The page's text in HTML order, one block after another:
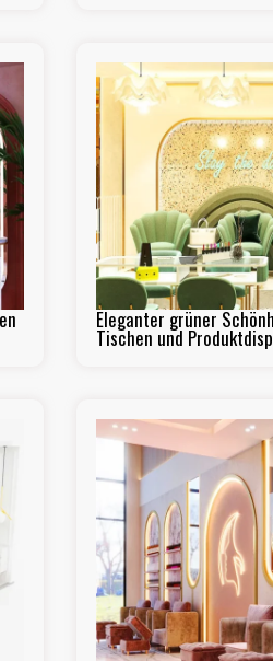
Eleganter grüner
Tischen und